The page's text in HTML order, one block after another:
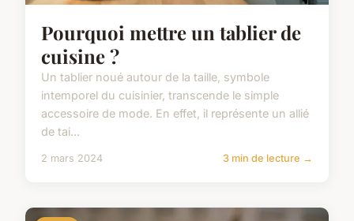
Pourquoi mettre un tablier de
cuisine ?
Un tablier noué autour de la taille, symbole
intemporel du cuisinier, transcende le simple
accessoire de mode. En effet, il représente un allié
de tai...
2 mars 2024 3 min de lecture →